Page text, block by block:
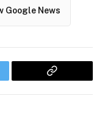
Google News
Copy